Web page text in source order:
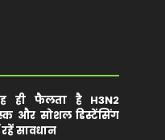
ही फैलता है H3N2
और सोशल डिस्टेंसिंग
सावधान